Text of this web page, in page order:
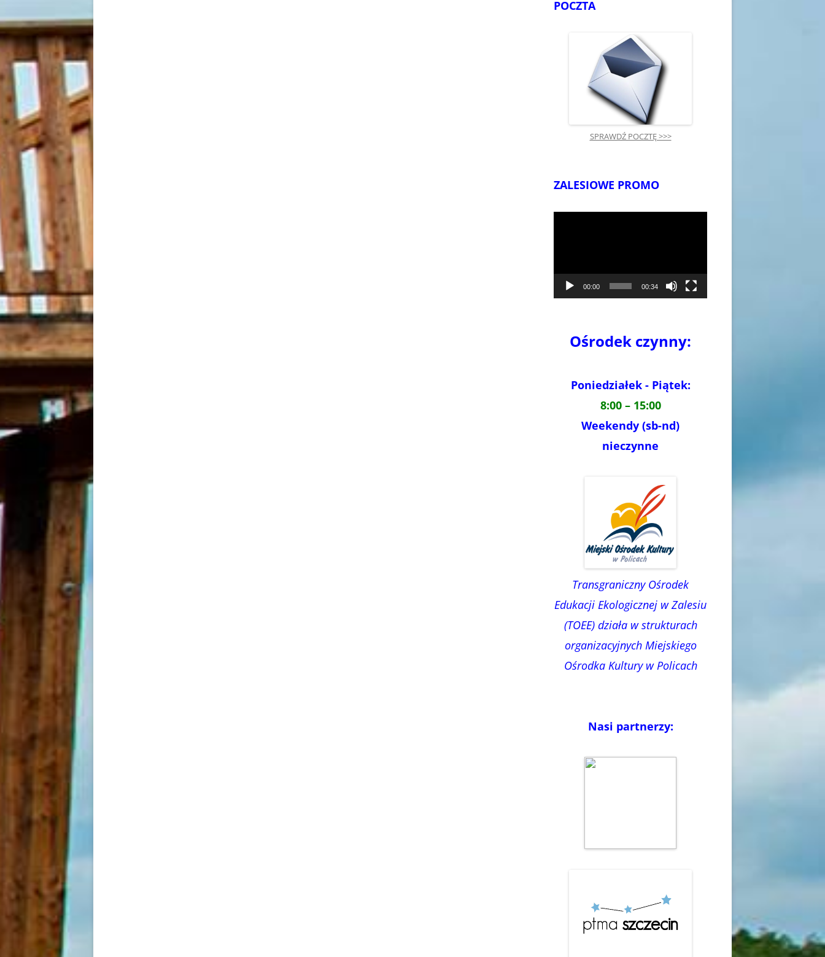
POCZTA
SPRAWDŹ POCZTĘ >>>
ZALESIOWE PROMO
Odtwarzacz
00:00 00:34
Ośrodek czynny:
Poniedziałek - Piątek:
8:00 – 15:00
Weekendy (sb-nd)
nieczynne
Transgraniczny Ośrodek
Edukacji Ekologicznej w Zalesiu
(TOEE) działa w strukturach
organizacyjnych Miejskiego
Ośrodka Kultury w Policach
Nasi partnerzy: